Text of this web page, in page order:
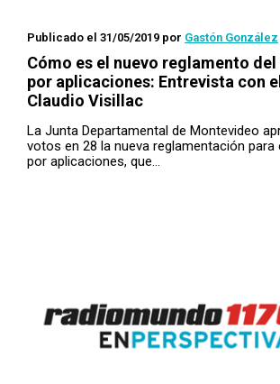
Publicado el 31/05/2019 por Gastón González
Cómo es el nuevo reglamento
por aplicaciones: Entrevista con
Claudio Visillac
La Junta Departamental de Montevideo
votos en 28 la nueva reglamentación para
por aplicaciones, que…